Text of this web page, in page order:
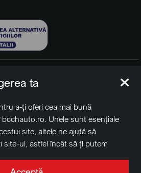
este o marcă a societății
BCCH
Center, Str. Erou Iancu Nicolae
ta
a-ți oferi cea mai bună
Unele sunt esențiale
site, altele ne ajută să
site-ul, astfel încât să țl putem
Apasă pe „Acceptă toate”